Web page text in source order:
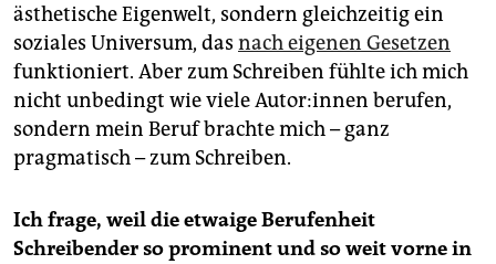
ästhetische Eigenwelt, sondern gleichzeitig ein
soziales Universum, das nach eigenen Gesetzen
funktioniert. Aber zum Schreiben fühlte ich mich
nicht unbedingt wie viele Au­to­r:in­nen berufen,
sondern mein Beruf brachte mich – ganz
pragmatisch – zum Schreiben.
Ich frage, weil die etwaige Berufenheit
Schreibender so prominent und so weit vorne in